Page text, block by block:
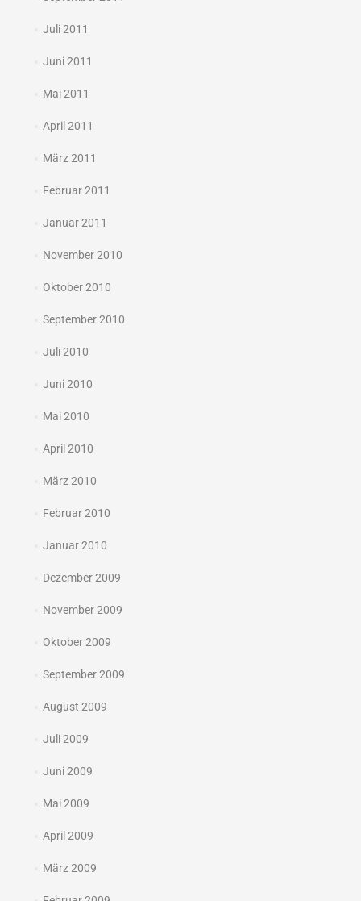
Juli 2011
Juni 2011
Mai 2011
April 2011
März 2011
Februar 2011
Januar 2011
November 2010
Oktober 2010
September 2010
Juli 2010
Juni 2010
Mai 2010
April 2010
März 2010
Februar 2010
Januar 2010
Dezember 2009
November 2009
Oktober 2009
September 2009
August 2009
Juli 2009
Juni 2009
Mai 2009
April 2009
März 2009